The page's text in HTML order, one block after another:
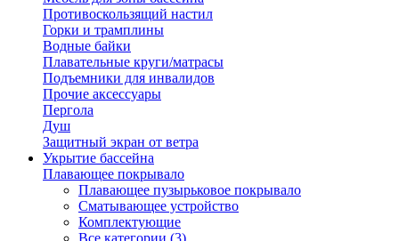
Противоскользящий настил
Горки и трамплины
Водные байки
Плавательные круги/матрасы
Подъемники для инвалидов
Прочие аксессуары
Пергола
Душ
Защитный экран от ветра
Укрытие бассейна
Плавающее покрывало
Плавающее пузырьковое покрывало
Сматывающее устройство
Комплектующие
Все категории (3)